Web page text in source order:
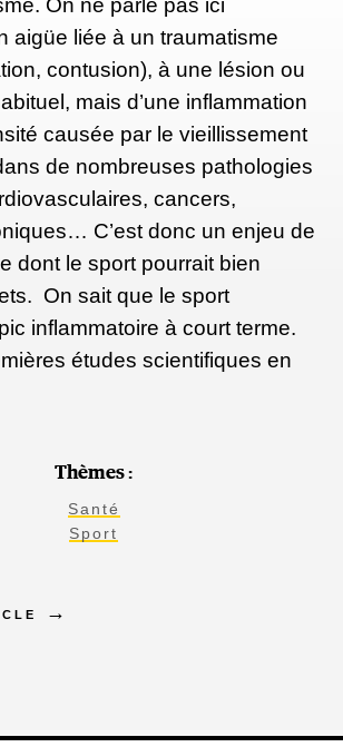
On ne parle pas ici
aigüe liée à un traumatisme
contusion), à une lésion ou
mais d’une inflammation
causée par le vieillissement
de nombreuses pathologies
cancers,
C’est donc un enjeu de
dont le sport pourrait bien
On sait que le sport
inflammatoire à court terme.
études scientifiques en
Thèmes :
Santé
Sport